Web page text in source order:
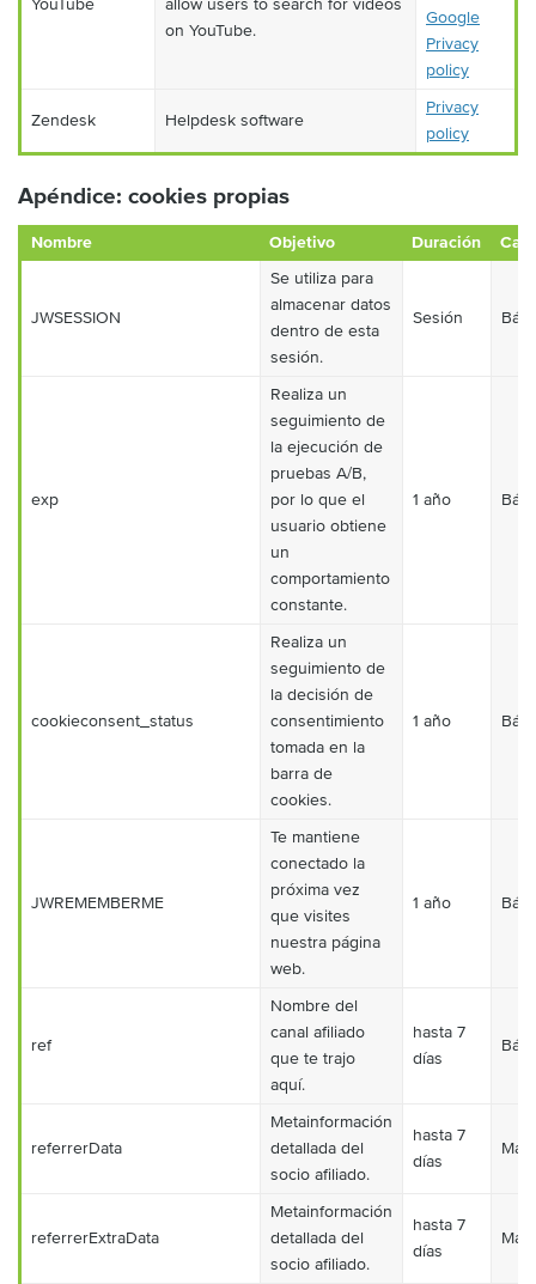
YouTube
allow users to search for videos
on YouTube.
Google
Privacy
policy
Zendesk Helpdesk software
Privacy
policy
Apéndice: cookies propias
Nombre Objetivo Duración
JWSESSION
Se utiliza para
almacenar datos
dentro de esta
sesión.
Sesión
exp
Realiza un
seguimiento de
la ejecución de
pruebas A/B,
por lo que el
usuario obtiene
un
comportamiento
constante.
1 año
cookieconsent_status
Realiza un
seguimiento de
la decisión de
consentimiento
tomada en la
barra de
cookies.
1 año
JWREMEMBERME
Te mantiene
conectado la
próxima vez
que visites
nuestra página
web.
1 año
ref
Nombre del
canal afiliado
que te trajo
aquí.
hasta 7
días
referrerData
Metainformación
detallada del
socio afiliado.
hasta 7
días
referrerExtraData
Metainformación
detallada del
socio afiliado.
hasta 7
días